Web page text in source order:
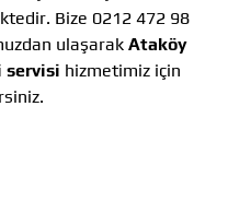
Bize 0212 472 98
ulaşarak Ataköy
servisi hizmetimiz için